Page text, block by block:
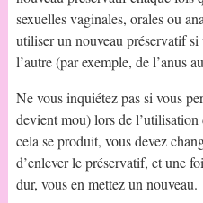
sexuelles vaginales, orales ou
utiliser un nouveau préservatif si
l’autre (par exemple, de l’anus
Ne vous inquiétez pas si vous
devient mou) lors de
cela se produit, vous devez
d’enlever le préservatif, et une
dur, vous en mettez un nouveau.